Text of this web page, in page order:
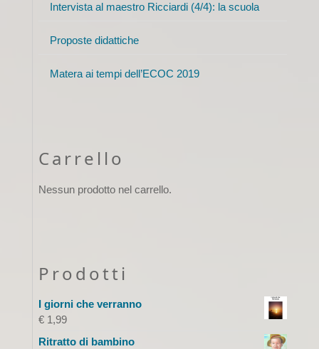
Intervista al maestro Ricciardi (4/4): la scuola
Proposte didattiche
Matera ai tempi dell’ECOC 2019
Carrello
Nessun prodotto nel carrello.
Prodotti
I giorni che verranno
€1,99
Ritratto di bambino